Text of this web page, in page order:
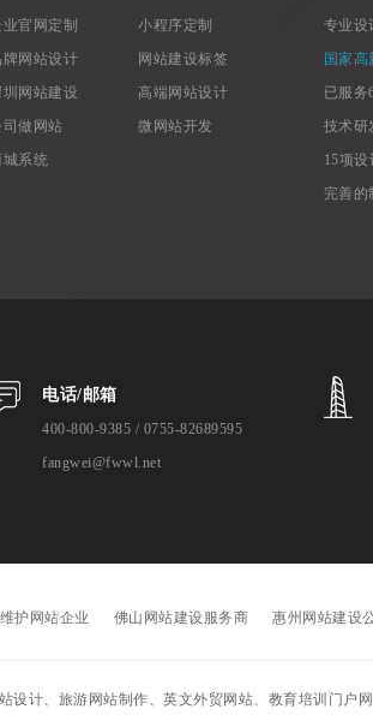
业官网定制
小程序定制
牌网站设计
网站建设标签
圳网站建设
高端网站设计
司做网站
微网站开发
城系统
专业设
国家高
已服务
技术研
15项设
完善的
电话/邮箱
400-800-9385 / 0755-82689595
fangwei@fwwl.net
护网站企业 佛山网站建设服务商 惠州网站建设
设计、旅游网站制作、英文外贸网站、教育培训门